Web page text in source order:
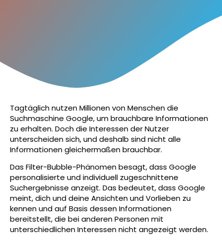
Tagtäglich nutzen Millionen von Menschen die
Suchmaschine Google, um brauchbare Informationen
zu erhalten. Doch die Interessen der Nutzer
unterscheiden sich, und deshalb sind nicht alle
Informationen gleichermaßen brauchbar.
Das Filter-Bubble-Phänomen besagt, dass Google
personalisierte und individuell zugeschnittene
Suchergebnisse anzeigt. Das bedeutet, dass Google
meint, dich und deine Ansichten und Vorlieben zu
kennen und auf Basis dessen Informationen
bereitstellt, die bei anderen Personen mit
unterschiedlichen Interessen nicht angezeigt werden.